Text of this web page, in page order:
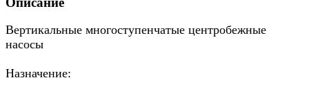
Вертикальные многоступенчатые центробежные
насосы
Назначение: